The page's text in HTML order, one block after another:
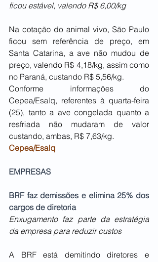
ficou estável, valendo R$ 6,00/kg
Na cotação do animal vivo, São Paulo
ficou sem referência de preço, em
Santa Catarina, a ave não mudou de
preço, valendo R$ 4,18/kg, assim como
no Paraná, custando R$ 5,56/kg.
Conforme informações do
Cepea/Esalq, referentes à quarta-feira
(25), tanto a ave congelada quanto a
resfriada não mudaram de valor
custando, ambas, R$ 7,63/kg.
Cepea/Esalq
EMPRESAS
BRF faz demissões e elimina 25% dos
cargos de diretoria
Enxugamento faz parte da estratégia
da empresa para reduzir custos
A BRF está demitindo diretores e